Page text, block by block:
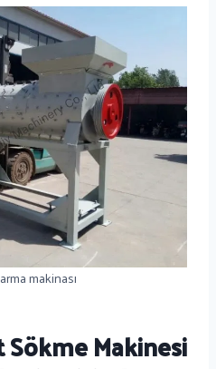
makinası
Sökme Makinesi